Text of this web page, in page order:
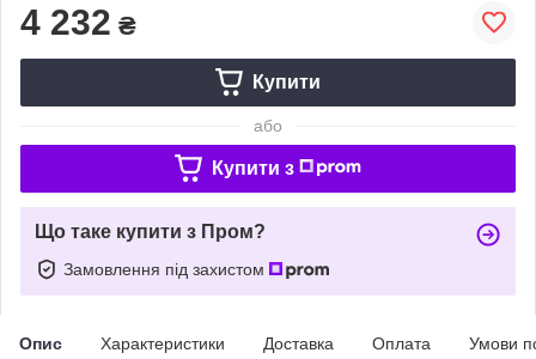
4 232 ₴
Купити
або
Купити з
Що таке купити з Пром?
Замовлення під захистом
Опис Характеристики Доставка Оплата Умови